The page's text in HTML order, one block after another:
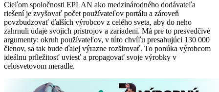
Cieľom spoločnosti EPLAN ako medzinárodného dodávateľa
riešení je zvyšovať počet používateľov portálu a zároveň
povzbudzovať ďalších výrobcov z celého sveta, aby do neho
zahrnuli údaje svojich prístrojov a zariadení. Má pre to presvedčivé
argumenty: okruh používateľov, v túto chvíľu presahujúci 130 000
členov, sa tak bude ďalej výrazne rozširovať. To ponúka výrobcom
ideálnu príležitosť uviesť a propagovať svoje výrobky v
celosvetovom meradle.